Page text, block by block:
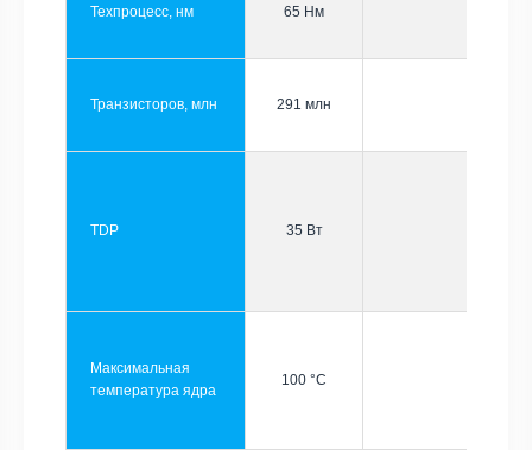
Техпроцесс, нм 65 Нм
Транзисторов, млн 291 млн
TDP 35 Вт
Максимальная
температура ядра
100 °C